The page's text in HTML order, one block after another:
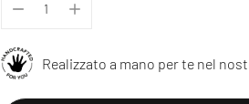
Realizzato a mano per te nel